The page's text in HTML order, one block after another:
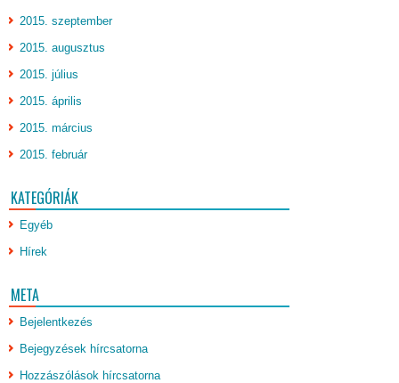
2015. szeptember
2015. augusztus
2015. július
2015. április
2015. március
2015. február
KATEGÓRIÁK
Egyéb
Hírek
META
Bejelentkezés
Bejegyzések hírcsatorna
Hozzászólások hírcsatorna